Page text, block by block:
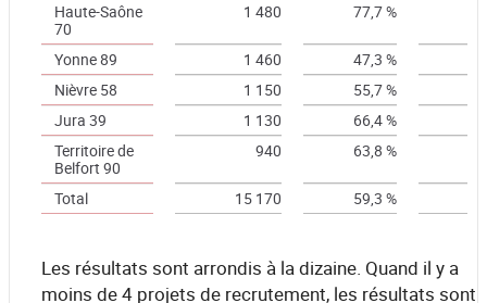
Haute-Saône
70
1 480 77,7 %
Yonne 89 1 460 47,3 %
Nièvre 58
1 150 55,7 %
Jura 39
1 130 66,4 %
Territoire de
Belfort 90
940 63,8 %
Total 15 170 59,3 %
Les résultats sont arrondis à la dizaine. Quand il y a
moins de 4 projets de recrutement, les résultats sont